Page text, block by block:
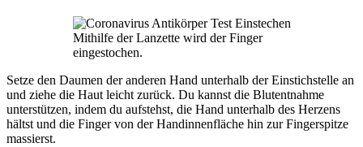
Mithilfe der Lanzette wird der Finger
eingestochen.
Setze den Daumen der anderen Hand unterhalb der Einstichstelle an
und ziehe die Haut leicht zurück. Du kannst die Blutentnahme
unterstützen, indem du aufstehst, die Hand unterhalb des Herzens
hältst und die Finger von der Handinnenfläche hin zur Fingerspitze
massierst.